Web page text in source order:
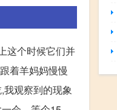
这个时候它们并
着羊妈妈慢慢
我观察到的现象